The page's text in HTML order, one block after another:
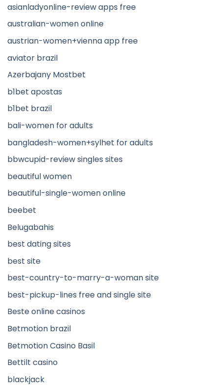
asianladyonline-review apps free
australian-women online
austrian-women+vienna app free
aviator brazil
Azerbajany Mostbet
b1bet apostas
b1bet brazil
bali-women for adults
bangladesh-women+sylhet for adults
bbwcupid-review singles sites
beautiful women
beautiful-single-women online
beebet
Belugabahis
best dating sites
best site
best-country-to-marry-a-woman site
best-pickup-lines free and single site
Beste online casinos
Betmotion brazil
Betmotion Casino Basil
Bettilt casino
blackjack